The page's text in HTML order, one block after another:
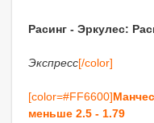
Расинг - Эркулес:
Экспресс[/color]
[color=#FF6600]
меньше 2.5 - 1.79